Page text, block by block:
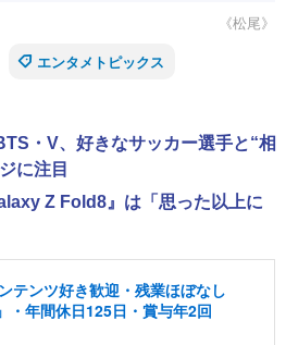
《松尾》
エンタメトピックス
・V、好きなサッカー選手と“相
に注目
Z Fold8』は「思った以上に
テンツ好き歓迎・残業ほぼなし
・年間休日125日・賞与年2回